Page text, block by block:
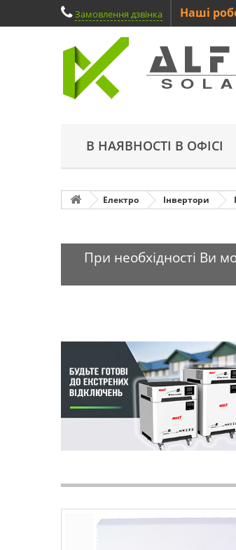
Замовлення дзвінка Наші
В НАЯВНОСТІ В ОФІСІ
Електро Інвертори
При необхідності Ви